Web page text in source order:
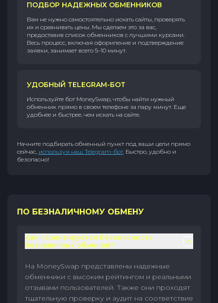
ПОДБОР НАДЕЖНЫХ ОБМЕННИКОВ
Вам не нужно самостоятельно искать сайты, проверять
их и сравнивать цены. Мы сделаем это за вас,
предоставив список обменников с лучшими курсами.
Весь процесс, включая оформление и подтверждение
заявки, занимает всего 5–10 минут.
УДОБНЫЙ TELEGRAM-БОТ
Используйте бот MoneySwap, чтобы найти нужный
обменник прямо в своем телефоне за пару минут. Еще
удобнее и быстрее, чем искать на сайте.
Начните подбирать обменный пункт под ваши цели прямо
сейчас, используя наш Telegram-бот. Быстро, удобно и
безопасно!
ПО БЕЗНАЛИЧНОМУ ОБМЕНУ
Как гарантируется безопасность
безналичных обменов?
На MoneySwap представлены надежные
обменники с высоким рейтингом и реальными
отзывами пользователей. Также они проходят
тщательную проверку и аудит на соответствие